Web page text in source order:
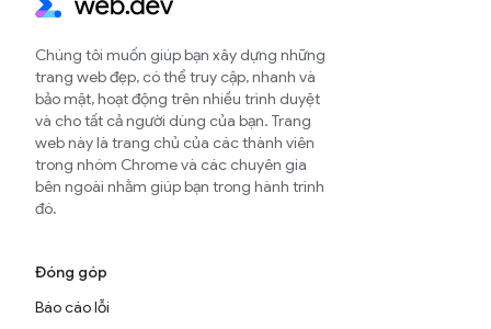
Chúng tôi muốn giúp bạn xây dựng những
trang web đẹp, có thể truy cập, nhanh và
bảo mật, hoạt động trên nhiều trình duyệt
và cho tất cả người dùng của bạn. Trang
web này là trang chủ của các thành viên
trong nhóm Chrome và các chuyên gia
bên ngoài nhằm giúp bạn trong hành trình
đó.
Đóng góp
Báo cáo lỗi